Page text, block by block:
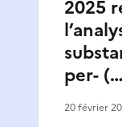
2025
per-
20 février